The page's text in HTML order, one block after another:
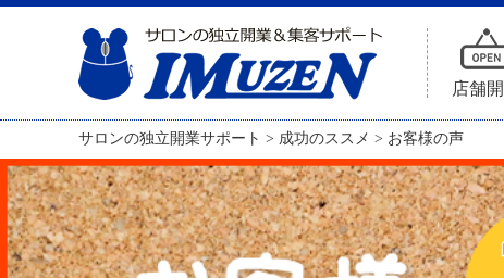
店舗
サロンの独立開業サポート > 成功のススメ > お客様の声